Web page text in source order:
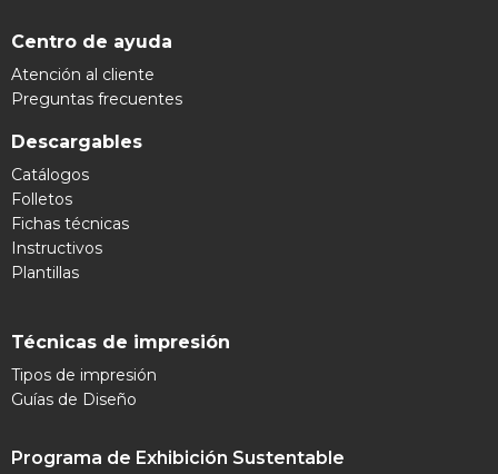
Centro de ayuda
Atención al cliente
Preguntas frecuentes
Descargables
Catálogos
Folletos
Fichas técnicas
Instructivos
Plantillas
Técnicas de impresión
Tipos de impresión
Guías de Diseño
Programa de Exhibición Sustentable